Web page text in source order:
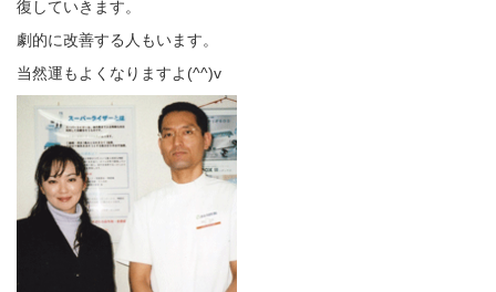
復していきます。
劇的に改善する人もいます。
当然運もよくなりますよ(^^)v